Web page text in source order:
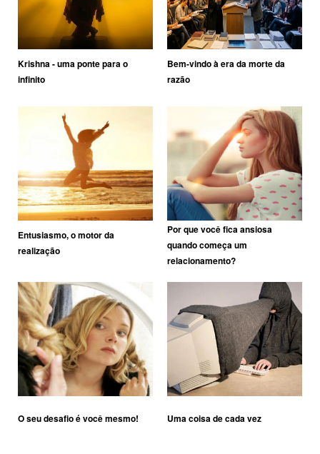
Krishna - uma ponte para o
infinito
Bem-vindo à era da morte da
razão
Entusiasmo, o motor da
realização
Por que você fica ansiosa
quando começa um
relacionamento?
O seu desafio é você mesmo! Uma coisa de cada vez